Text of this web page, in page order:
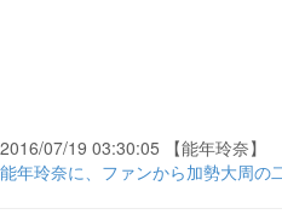
2016/07/19 03:30:05 【能年玲奈】
能年玲奈に、ファンから加勢大周の